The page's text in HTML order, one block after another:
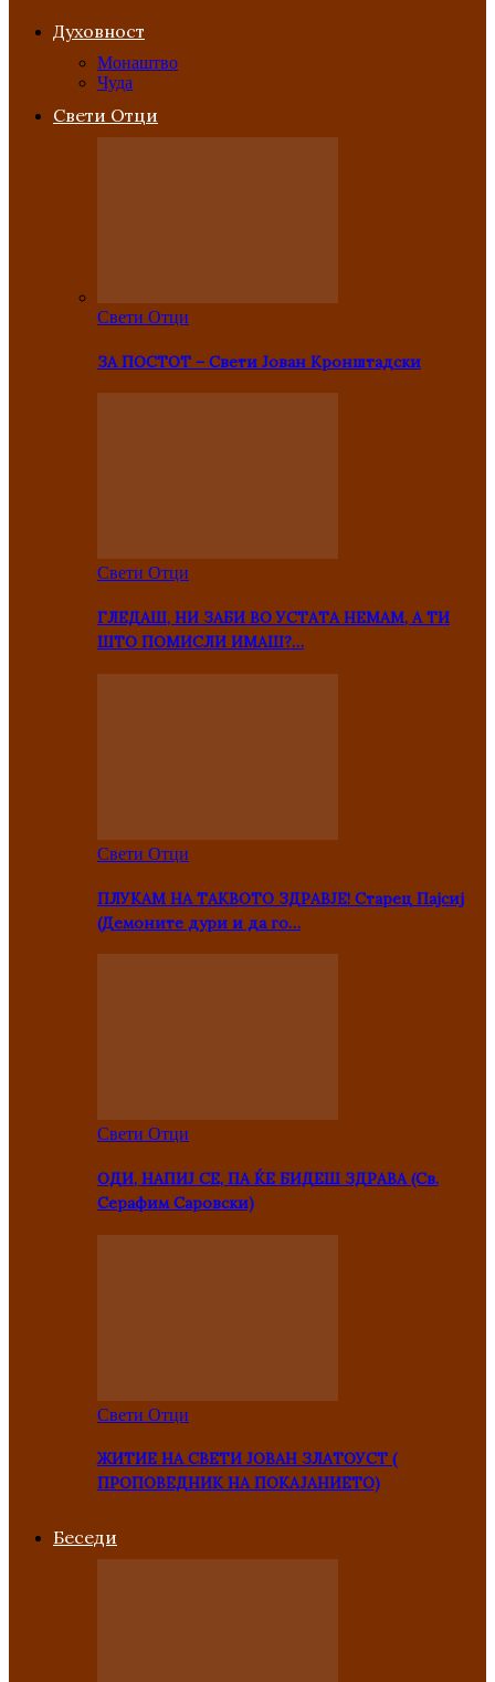
Духовност
Монаштво
Чуда
Свети Отци
Свети Отци
ЗА ПОСТОТ – Свети Јован Кронштадски
Свети Отци
ГЛЕДАШ, НИ ЗАБИ ВО УСТАТА НЕМАМ, А ТИ
ШТО ПОМИСЛИ ИМАШ?…
Свети Отци
ПЛУКАМ НА ТАКВОТО ЗДРАВЈЕ! Старец Пајсиј
(Демоните дури и да го…
Свети Отци
ОДИ, НАПИЈ СЕ, ПА ЌЕ БИДЕШ ЗДРАВА (Св.
Серафим Саровски)
Свети Отци
ЖИТИЕ НА СВЕТИ ЈОВАН ЗЛАТОУСТ (
ПРОПОВЕДНИК НА ПОКАЈАНИЕТО)
Беседи